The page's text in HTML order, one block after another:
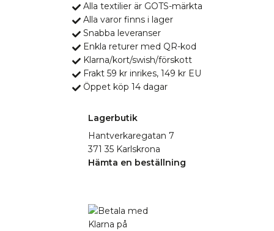
Alla textilier är GOTS-märkta
Alla varor finns i lager
Snabba leveranser
Enkla returer med QR-kod
Klarna/kort/swish/förskott
Frakt 59 kr inrikes, 149 kr EU
Öppet köp 14 dagar
Lagerbutik
Hantverkaregatan 7
371 35 Karlskrona
Hämta en beställning